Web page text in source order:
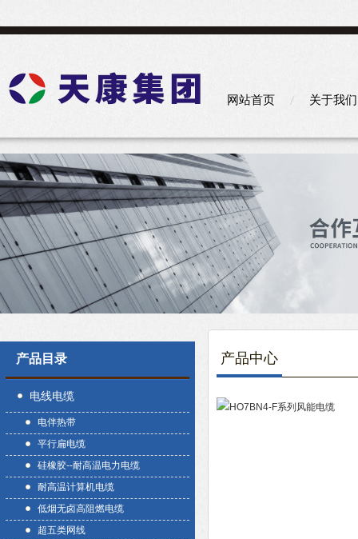
网站首页 关于我们
产品目录
电线电缆
电伴热带
平行扁电缆
硅橡胶--耐高温电力电缆
耐高温计算机电缆
低烟无卤高阻燃电缆
超五类网线
产品中心